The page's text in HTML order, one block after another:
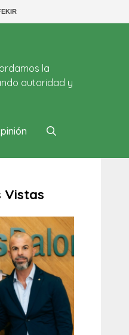
la
autoridad y
Vistas